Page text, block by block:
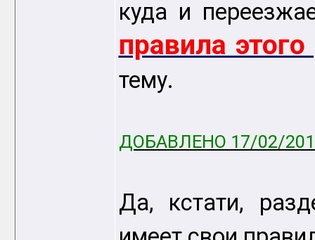
куда и
правила
тему.
ДОБАВЛЕНО 17/02/
Да, кстати,